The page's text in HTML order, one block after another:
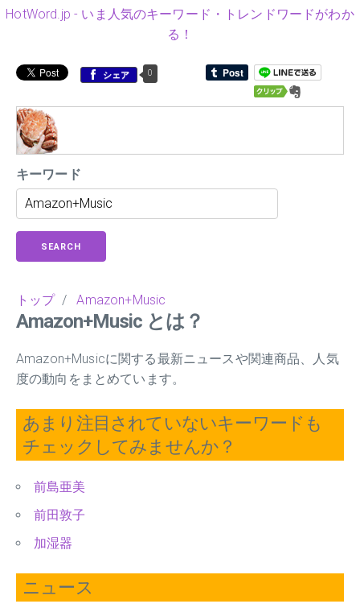
HotWord.jp - いま人気のキーワード・トレンドワードがわか
る！
シェア 0
キーワード
SEARCH
トップ/Amazon+Music
Amazon+Music とは？
Amazon+Musicに関する最新ニュースや関連商品、人気
度の動向をまとめています。
あまり注目されていないキーワードも
チェックしてみませんか？
前島亜美
前田敦子
加湿器
ニュース